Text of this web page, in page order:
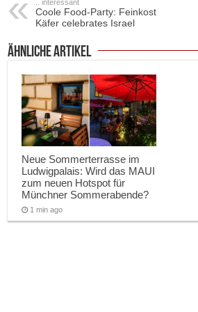
.. interessant
Coole Food-Party: Feinkost
Käfer celebrates Israel
ähnliche Artikel
Neue Sommerterrasse im
Ludwigpalais: Wird das MAUI
zum neuen Hotspot für
Münchner Sommerabende?
1 min ago